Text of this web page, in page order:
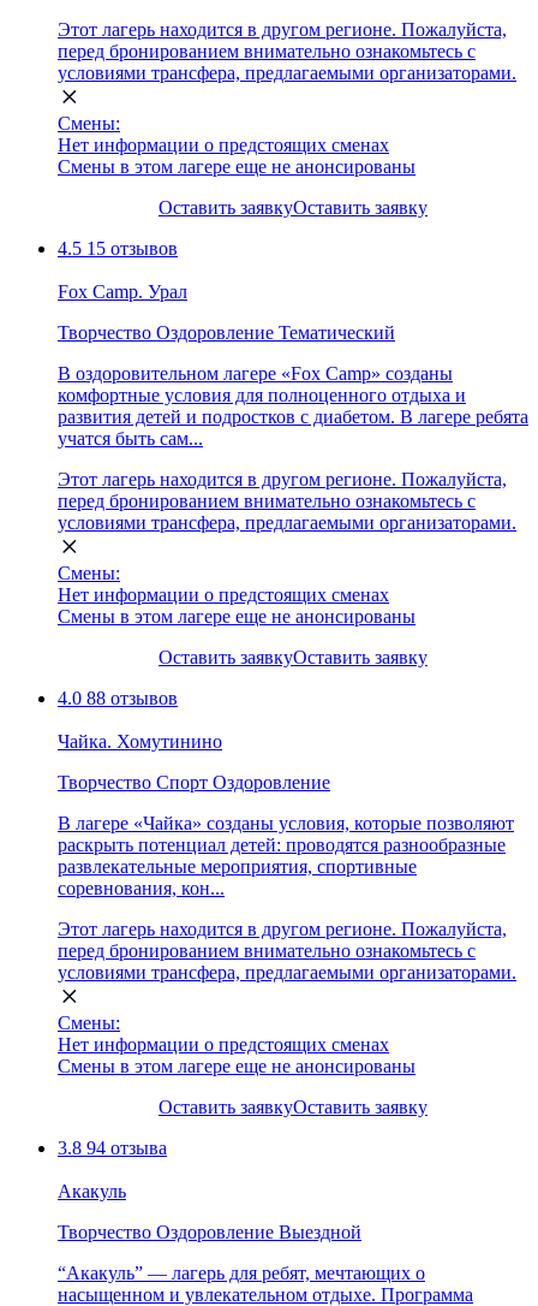
Этот лагерь находится в другом регионе. Пожалуйста,
перед бронированием внимательно ознакомьтесь с
условиями трансфера, предлагаемыми организаторами.
Смены:
Нет информации о предстоящих сменах
Смены в этом лагере еще не анонсированы
Оставить заявкуОставить заявку
4.5 15 отзывов
Fox Camp. Урал
Творчество Оздоровление Тематический
В оздоровительном лагере «Fox Camp» созданы
комфортные условия для полноценного отдыха и
развития детей и подростков с диабетом. В лагере ребята
учатся быть сам...
Этот лагерь находится в другом регионе. Пожалуйста,
перед бронированием внимательно ознакомьтесь с
условиями трансфера, предлагаемыми организаторами.
Смены:
Нет информации о предстоящих сменах
Смены в этом лагере еще не анонсированы
Оставить заявкуОставить заявку
4.0 88 отзывов
Чайка. Хомутинино
Творчество Спорт Оздоровление
В лагере «Чайка» созданы условия, которые позволяют
раскрыть потенциал детей: проводятся разнообразные
развлекательные мероприятия, спортивные
соревнования, кон...
Этот лагерь находится в другом регионе. Пожалуйста,
перед бронированием внимательно ознакомьтесь с
условиями трансфера, предлагаемыми организаторами.
Смены:
Нет информации о предстоящих сменах
Смены в этом лагере еще не анонсированы
Оставить заявкуОставить заявку
3.8 94 отзыва
Акакуль
Творчество Оздоровление Выездной
“Акакуль” — лагерь для ребят, мечтающих о
насыщенном и увлекательном отдыхе. Программа